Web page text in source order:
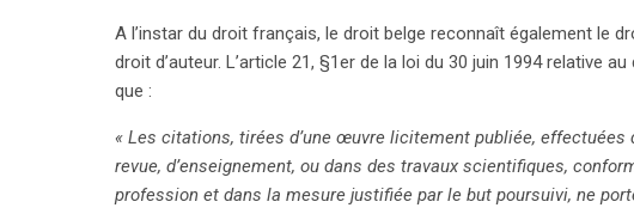
reproduit intégralement un tableau de Paul Delvaux pour
été plus approprié de reproduire un détail plutôt que l’œuvre
sujet complexe sur la propriété intellectuelle et les droits
A l’instar du droit français, le droit belge reconnaît également le
droit d’auteur. L’article 21, §1er de la loi du 30 juin 1994 relative
que :
« Les citations, tirées d’une œuvre licitement publiée, effectuées
revue, d’enseignement, ou dans des travaux scientifiques,
profession et dans la mesure justifiée par le but poursuivi, ne